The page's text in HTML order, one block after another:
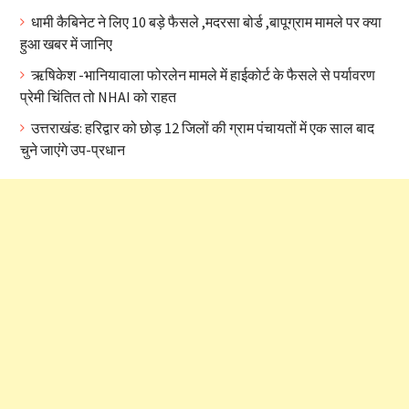
धामी कैबिनेट ने लिए 10 बड़े फैसले ,मदरसा बोर्ड ,बापूग्राम मामले पर क्या
हुआ खबर में जानिए
ऋषिकेश -भानियावाला फोरलेन मामले में हाईकोर्ट के फैसले से पर्यावरण
प्रेमी चिंतित तो NHAI को राहत
उत्तराखंड: हरिद्वार को छोड़ 12 जिलों की ग्राम पंचायतों में एक साल बाद
चुने जाएंगे उप-प्रधान